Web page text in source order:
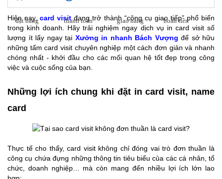
đặt hàng thanh toán giao hàng hoàn tiền
Hiện nay,card visit đang trở thành “công cụ giao tiếp” phổ biến
trong kinh doanh. Hãy trải nghiệm ngay dịch vụ in card visit số
lượng ít lấy ngay tại Xưởng in nhanh Bách Vượng để sở hữu
những tấm card visit chuyên nghiệp một cách đơn giản và nhanh
chóng nhất - khởi đầu cho các mối quan hệ tốt đẹp trong công
việc và cuộc sống của bạn.
Những lợi ích chung khi đặt in card visit, name
card
Thực tế cho thấy, card visit không chỉ đóng vai trò đơn thuần là
công cụ chứa đựng những thông tin tiêu biểu của các cá nhân, tổ
chức, doanh nghiệp… mà còn mang đến nhiều lợi ích lớn lao